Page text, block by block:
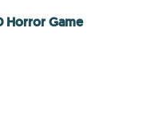
Horror Game